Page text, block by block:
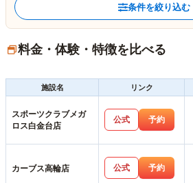
条件を絞り込む
料金・体験・特徴を比べる
施設名
リンク
スポーツクラブメガ
ロス白金台店
公式 予約
カーブス高輪店 公式 予約